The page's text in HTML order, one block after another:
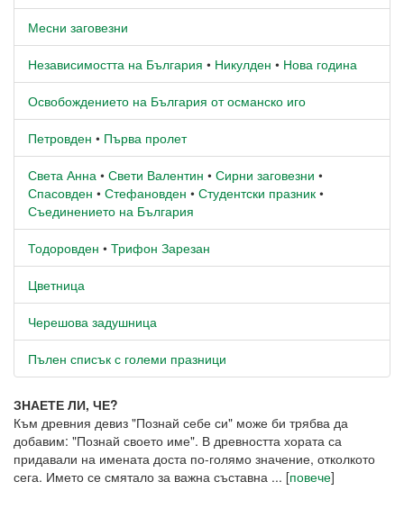
Месни заговезни
Независимостта на България • Никулден • Нова година
Освобождението на България от османско иго
Петровден • Първа пролет
Света Анна • Свети Валентин • Сирни заговезни •
Спасовден • Стефановден • Студентски празник •
Съединението на България
Тодоровден • Трифон Зарезан
Цветница
Черешова задушница
Пълен списък с големи празници
ЗНАЕТЕ ЛИ, ЧЕ?
Към древния девиз "Познай себе си" може би трябва да
добавим: "Познай своето име". В древността хората са
придавали на имената доста по-голямо значение, отколкото
сега. Името се смятало за важна съставна ... [повече]